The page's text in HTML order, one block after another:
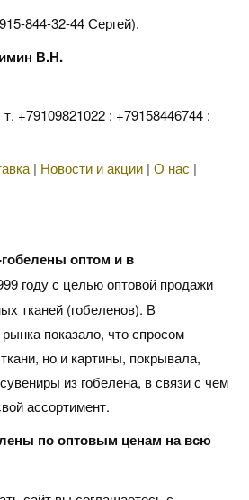
844-32-44 Сергей).
В.Н.
+79109821022 : +79158446744 :
| Новости и акции | О нас |
оптом и в
году с целью оптовой продажи
тканей (гобеленов). В
показало, что спросом
но и картины, покрывала,
из гобелена, в связи с чем
ассортимент.
по оптовым ценам на всю